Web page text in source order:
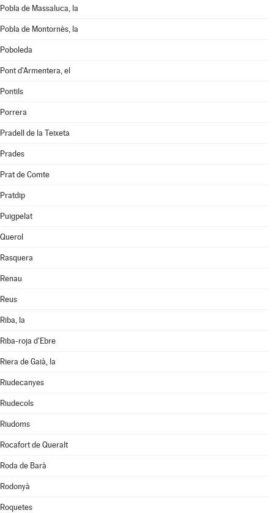
Pobla de Massaluca, la
Pobla de Montornès, la
Poboleda
Pont d'Armentera, el
Pontils
Porrera
Pradell de la Teixeta
Prades
Prat de Comte
Pratdip
Puigpelat
Querol
Rasquera
Renau
Reus
Riba, la
Riba-roja d'Ebre
Riera de Gaià, la
Riudecanyes
Riudecols
Riudoms
Rocafort de Queralt
Roda de Barà
Rodonyà
Roquetes